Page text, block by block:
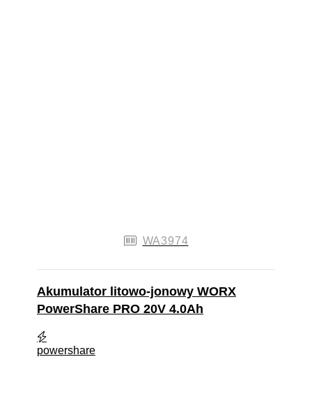
WA3974
Akumulator litowo-jonowy WORX
PowerShare PRO 20V 4.0Ah
powershare